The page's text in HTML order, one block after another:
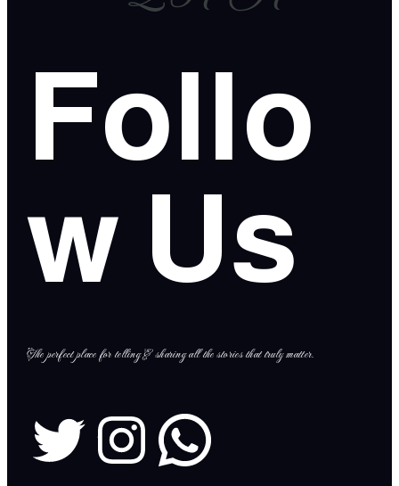
Follo
w Us
The perfect place for telling & sharing all the stories that truly matter.